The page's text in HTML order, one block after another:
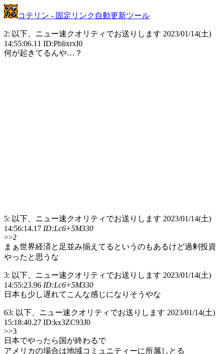
コテリン - 固定リンク自動更新ツール
2: 以下、ニュー速クオリティでお送りします 2023/01/14(土)
14:55:06.11 ID:PblixrxI0
何が起きてるんや…？
5: 以下、ニュー速クオリティでお送りします 2023/01/14(土)
14:56:14.17 ID:Lc6+5M330
>>2
まぁ世界経済と足並み揃えてるというのもあるけど過剰投資
やったと思うな
3: 以下、ニュー速クオリティでお送りします 2023/01/14(土)
14:55:23.96 ID:Lc6+5M330
日本も少し遅れてこんな感じになりそうやな
63: 以下、ニュー速クオリティでお送りします 2023/01/14(土)
15:18:40.27 ID:kx3ZC93J0
>>3
日本でやったら国が終わるで
アメリカの場合は地域コミュニティーに所属しとる